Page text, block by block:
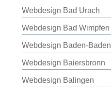
Webdesign Bad Urach
Webdesign Bad Wimpfen
Webdesign Baden-Baden
Webdesign Baiersbronn
Webdesign Balingen